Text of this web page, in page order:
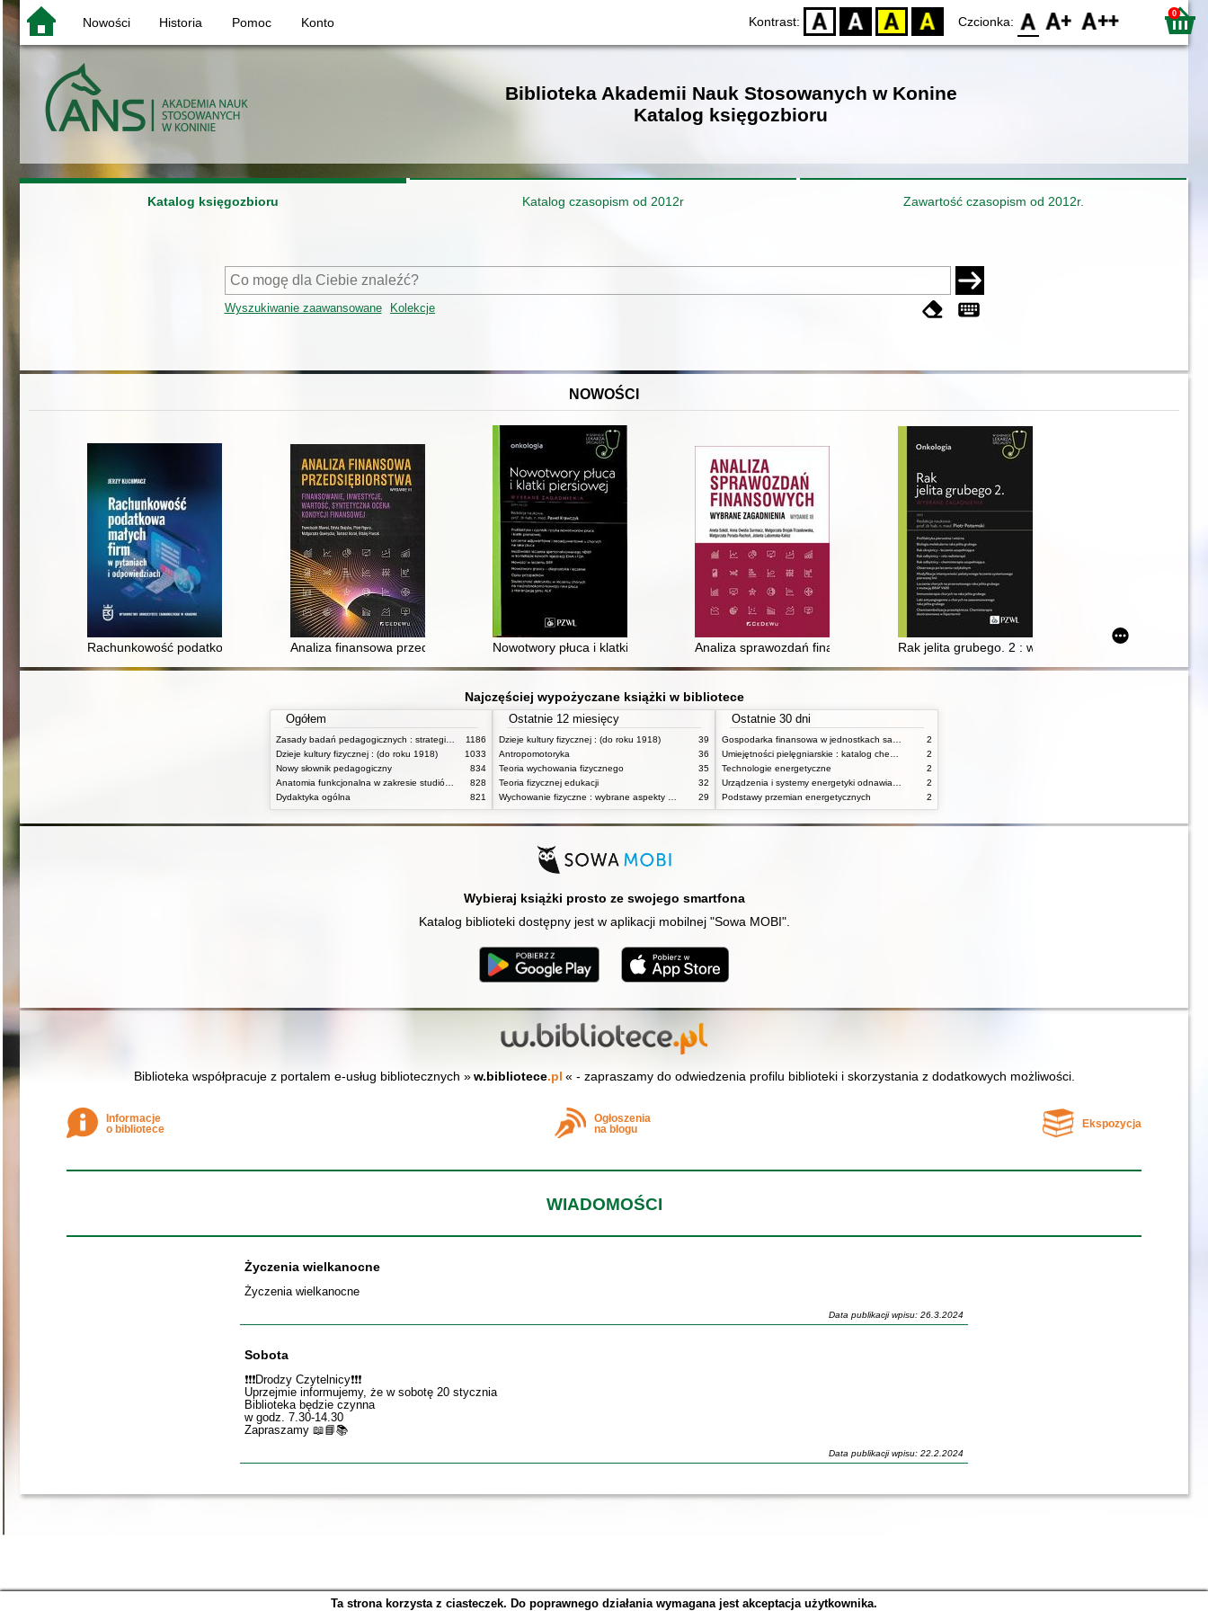
Nowości Historia Pomoc Konto Kontrast: D BW YB BY Czcionka: F0 F1 F2 0
Biblioteka Akademii Nauk Stosowanych w Konine
Katalog księgozbioru
Katalog księgozbioru Katalog czasopism od 2012r Zawartość czasopism od 2012r.
Wyszukiwanie zaawansowane Kolekcje
NOWOŚCI
Rachunkowość podatkowa małych firm w pytaniach i odpowiedziachAnaliza finansowa przedsiębiorstwa : finansowanie, inwestycje, wartość, syntetyczna ocena kondycji finansowej
Nowotwory płuca i klatki piersiowej : wybrane zagadnieniaAnaliza sprawozdań finansowych : wybrane zagadnieniaRak jelita grubego. 2 : wybrane zagadnienia
Najczęściej wypożyczane książki w bibliotece
Ogółem
1186
Dzieje kultury fizycznej : (do roku 1918)
1033
Nowy słownik pedagogiczny
834
828
Dydaktyka ogólna
821
Ostatnie 12 miesięcy
Dzieje kultury fizycznej : (do roku 1918)
39
Antropomotoryka
36
Teoria wychowania fizycznego
35
Teoria fizycznej edukacji
32
29
Ostatnie 30 dni
2
2
Technologie energetyczne
2
2
Podstawy przemian energetycznych
2
Wybieraj książki prosto ze swojego smartfona
Katalog biblioteki dostępny jest w aplikacji mobilnej "Sowa MOBI".
Biblioteka współpracuje z portalem e-usług bibliotecznych » w.bibliotece.pl « - zapraszamy do odwiedzenia profilu biblioteki i skorzystania z dodatkowych możliwości.
Informacje
o bibliotece
Ogłoszenia
na blogu
Ekspozycja
WIADOMOŚCI
Życzenia wielkanocne
Życzenia wielkanocne
Data publikacji wpisu: 26.3.2024
Sobota
❗️❗️❗️Drodzy Czytelnicy❗️❗️❗️
Uprzejmie informujemy, że w sobotę 20 stycznia
Biblioteka będzie czynna
w godz. 7.30-14.30
Zapraszamy 📖📘📚
Data publikacji wpisu: 22.2.2024
Ta strona korzysta z ciasteczek. Do poprawnego działania wymagana jest akceptacja użytkownika.